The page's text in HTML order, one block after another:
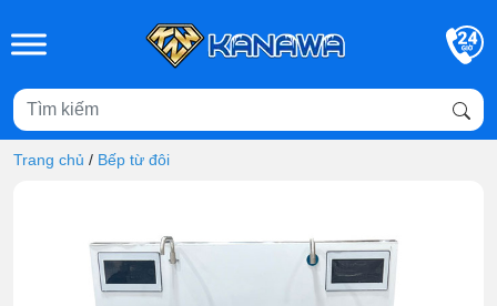
Trang chủ / Bếp từ đôi